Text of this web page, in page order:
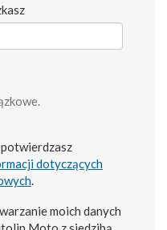
dotyczących
moich danych